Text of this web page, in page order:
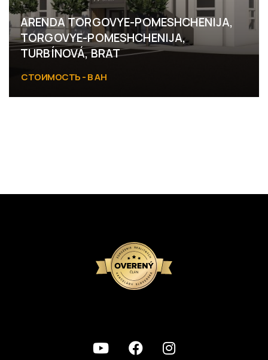
ARENDA TORGOVYE-POMESHCHENIJA,
TORGOVYE-POMESHCHENIJA,
TURBÍNOVÁ, BRAT
СТОИМОСТЬ - В АН